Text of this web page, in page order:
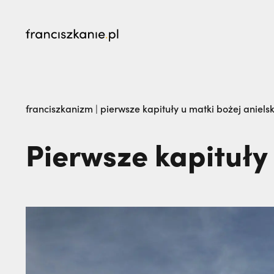
Dlaczego terroryści bali się dwóch polskich
franciszkanizm | pierwsze kapituły u matki bożej
Pierwsze